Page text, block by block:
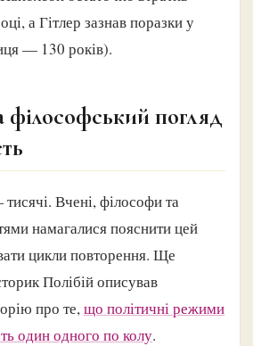
а Гітлер зазнав поразки у
— 130 років).
філософський погляд
Вчені, філософи та
намагалися пояснити цей
цикли повторення. Ще
Полібій описував
про те,що політичні режими
один одного по колу.